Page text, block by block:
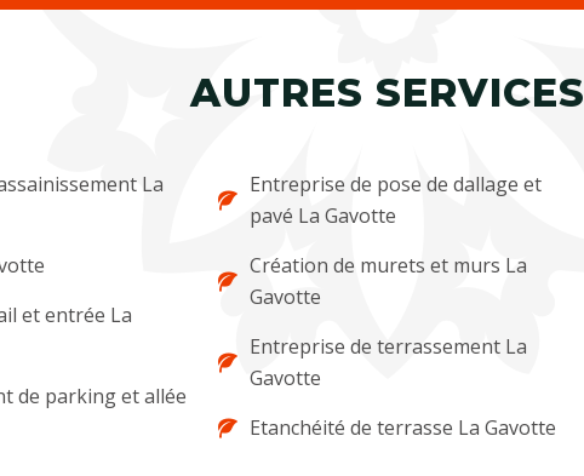
AUTRES SERVICES
La
et entrée La
de parking et allée
Entreprise de pose de dallage et
pavé La Gavotte
Création de murets et murs La
Gavotte
Entreprise de terrassement La
Gavotte
Etanchéité de terrasse La Gavotte